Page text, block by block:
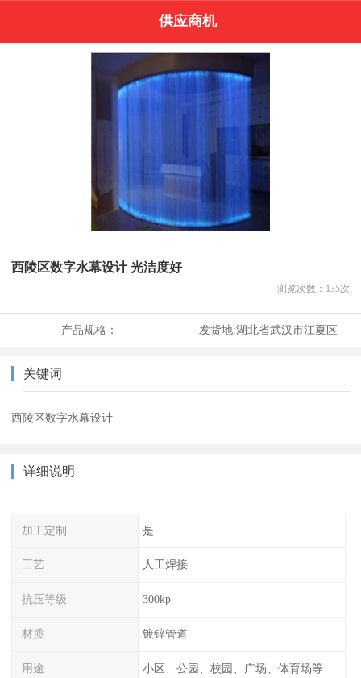
供应商机
西陵区数字水幕设计 光洁度好
浏览次数： 135次
产品规格： 发货地:湖北省武汉市江夏区
关键词
西陵区数字水幕设计
详细说明
加工定制 是
工艺 人工焊接
抗压等级 300kp
材质 镀锌管道
用途 小区、公园、校园、广场、体育场等公共场所